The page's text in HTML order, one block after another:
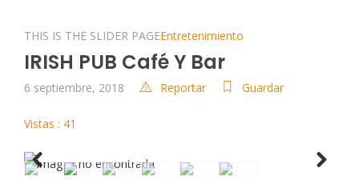
THIS IS THE SLIDER PAGEEntretenimiento
IRISH PUB Café Y Bar
6 septiembre, 2018 Reportar Guardar
Vistas : 41